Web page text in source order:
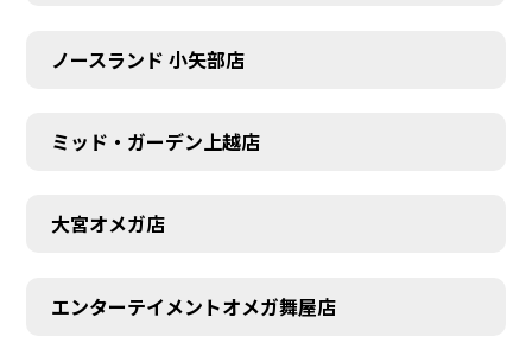
ノースランド 小矢部店
ミッド・ガーデン上越店
大宮オメガ店
エンターテイメントオメガ舞屋店